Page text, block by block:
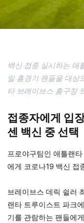
백신 접종 실시하는 애
일 홈경기 팬들을 대상
타 브레이브스 홈구장
접종자에게 입
센 백신 중 선택
프로야구팀인 애틀랜
에게 코로나19 백신 접
브레이브스 데릭 쉴러
랜타 트루이스트 파크
기를 관람하는 팬들에